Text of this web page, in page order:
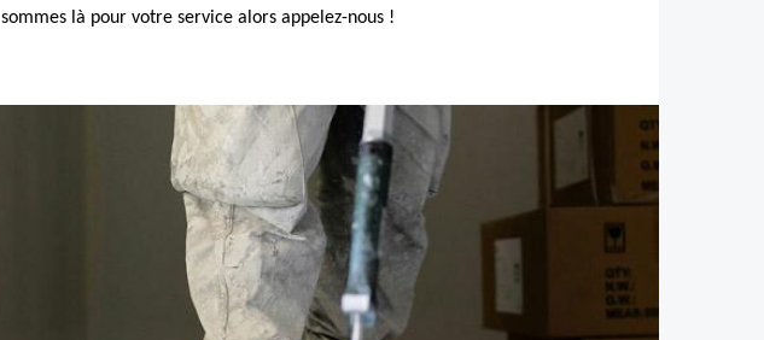
sommes là pour votre service alors appelez-nous !